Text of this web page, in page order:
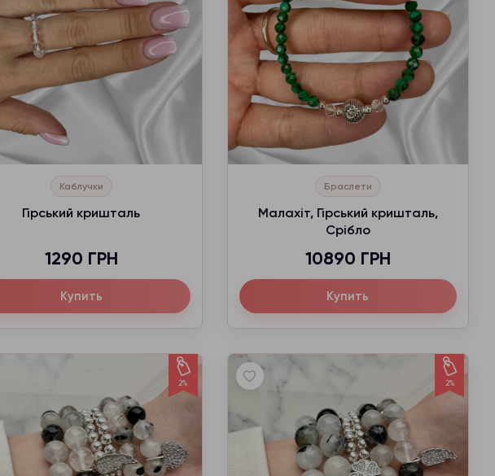
Каблучки
Гірський кришталь
1290 ГРН
Купить
Браслети
Малахіт, Гірський кришталь,
Срібло
10890 ГРН
Купить
2% 2%